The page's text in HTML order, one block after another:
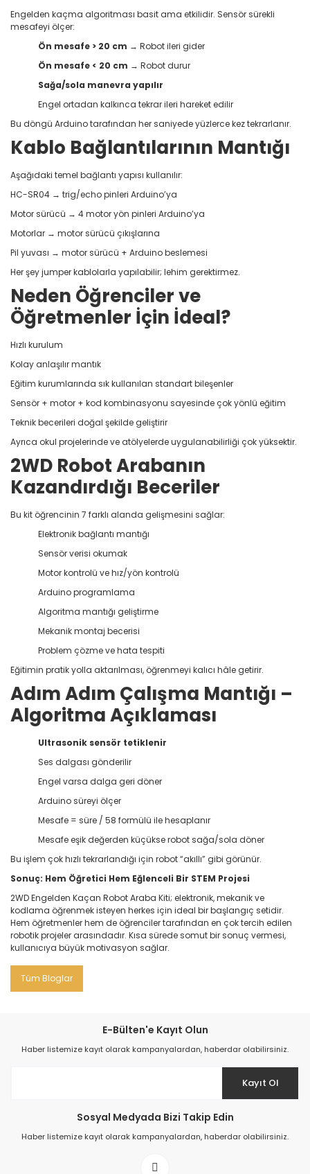
Engelden kaçma algoritması basit ama etkilidir. Sensör sürekli
mesafeyi ölçer:
Ön mesafe > 20 cm → Robot ileri gider
Ön mesafe < 20 cm → Robot durur
Sağa/sola manevra yapılır
Engel ortadan kalkınca tekrar ileri hareket edilir
Bu döngü Arduino tarafından her saniyede yüzlerce kez tekrarlanır.
Kablo Bağlantılarının Mantığı
Aşağıdaki temel bağlantı yapısı kullanılır:
HC-SR04 → trig/echo pinleri Arduino’ya
Motor sürücü → 4 motor yön pinleri Arduino’ya
Motorlar → motor sürücü çıkışlarına
Pil yuvası → motor sürücü + Arduino beslemesi
Her şey jumper kablolarla yapılabilir; lehim gerektirmez.
Neden Öğrenciler ve
Öğretmenler İçin İdeal?
Hızlı kurulum
Kolay anlaşılır mantık
Eğitim kurumlarında sık kullanılan standart bileşenler
Sensör + motor + kod kombinasyonu sayesinde çok yönlü eğitim
Teknik becerileri doğal şekilde geliştirir
Ayrıca okul projelerinde ve atölyelerde uygulanabilirliği çok yüksektir.
2WD Robot Arabanın
Kazandırdığı Beceriler
Bu kit öğrencinin 7 farklı alanda gelişmesini sağlar:
Elektronik bağlantı mantığı
Sensör verisi okumak
Motor kontrolü ve hız/yön kontrolü
Arduino programlama
Algoritma mantığı geliştirme
Mekanik montaj becerisi
Problem çözme ve hata tespiti
Eğitimin pratik yolla aktarılması, öğrenmeyi kalıcı hâle getirir.
Adım Adım Çalışma Mantığı –
Algoritma Açıklaması
Ultrasonik sensör tetiklenir
Ses dalgası gönderilir
Engel varsa dalga geri döner
Arduino süreyi ölçer
Mesafe = süre / 58 formülü ile hesaplanır
Mesafe eşik değerden küçükse robot sağa/sola döner
Bu işlem çok hızlı tekrarlandığı için robot “akıllı” gibi görünür.
Sonuç: Hem Öğretici Hem Eğlenceli Bir STEM Projesi
2WD Engelden Kaçan Robot Araba Kiti; elektronik, mekanik ve
kodlama öğrenmek isteyen herkes için ideal bir başlangıç setidir.
Hem öğretmenler hem de öğrenciler tarafından en çok tercih edilen
robotik projeler arasındadır. Kısa sürede somut bir sonuç vermesi,
kullanıcıya büyük motivasyon sağlar.
Tüm Bloglar
E-Bülten'e Kayıt Olun
Haber listemize kayıt olarak kampanyalardan, haberdar olabilirsiniz.
Kayıt Ol
Sosyal Medyada Bizi Takip Edin
Haber listemize kayıt olarak kampanyalardan, haberdar olabilirsiniz.